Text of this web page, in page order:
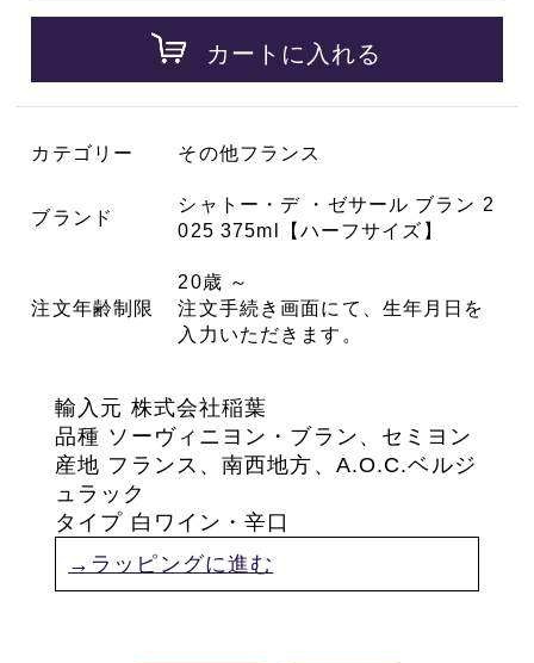
カートに入れる
カテゴリー その他フランス
ブランド
シャトー・デ ・ゼサール ブラン 2
025 375ml【ハーフサイズ】
注文年齢制限
20歳 ～
注文手続き画面にて、生年月日を
入力いただきます。
輸入元 株式会社稲葉
品種 ソーヴィニヨン・ブラン、セミヨン
産地 フランス、南西地方、A.O.C.ベルジ
ュラック
タイプ 白ワイン・辛口
→ラッピングに進む